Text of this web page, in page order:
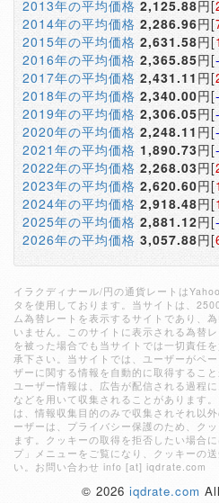
2013年の平均価格 2,125.88円[
2014年の平均価格 2,286.96円[
2015年の平均価格 2,631.58円[
2016年の平均価格 2,365.85円[
2017年の平均価格 2,431.11 円[
2018年の平均価格 2,340.00円[
2019年の平均価格 2,306.05円[
2020年の平均価格 2,248.11 円[
2021年の平均価格 1,890.73円[
2022年の平均価格 2,268.03円[
2023年の平均価格 2,620.60円[
2024年の平均価格 2,918.48円[
2025年の平均価格 2,881.12円[
2026年の平均価格 3,057.88円[
イラクディナール/円の通貨レートは
タを使用しております。当サイトは、
ム為替レートを表示するサイトであり、
いません。このサイトに表示される為替
を被った場合でも当サイトでは一切責任
承下さい。当サイトでは、ユーザーがペ
ザーに関する情報を自動的に取得するこ
ユーザー情報は、広告が配信される過程
などを用いて収集されることがあります
は、情報収集目的のみで収集されそれ以
ーザーは、プライバシー保護のため、ク
ます。クッキーの取得を拒否したい場合
プ」メニューをご覧になり、クッキーの
い。お問い合わせ info [at] iqdrate.com
© 2026 iqdrate.com